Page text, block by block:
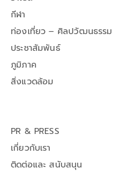
กีฬา
ท่องเที่ยว – ศิลปวัฒนธรรม
ประชาสัมพันธ์
ภูมิภาค
สิ่งแวดล้อม
PR & PRESS
เกี่ยวกับเรา
ติดต่อและ สนับสนุน